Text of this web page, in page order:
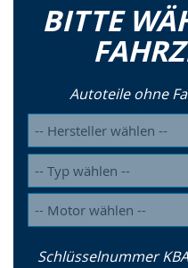
BITTE
Autoteile ohne
Schlüsselnummer